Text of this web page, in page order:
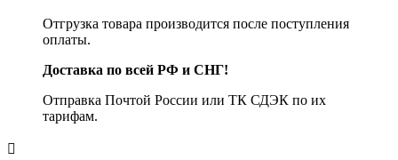
Отгрузка товара производится после поступления
оплаты.
Доставка по всей РФ и СНГ!
Отправка Почтой России или ТК СДЭК по их
тарифам.